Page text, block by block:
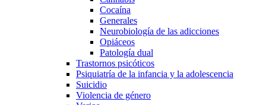
Cocaína
Generales
Neurobiología de las adicciones
Opiáceos
Patología dual
Trastornos psicóticos
Psiquiatría de la infancia y la adolescencia
Suicidio
Violencia de género